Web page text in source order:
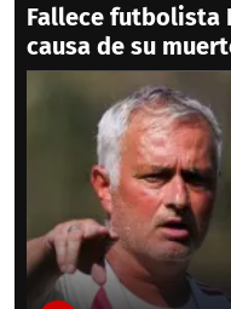
Fallece futbolista
causa de su